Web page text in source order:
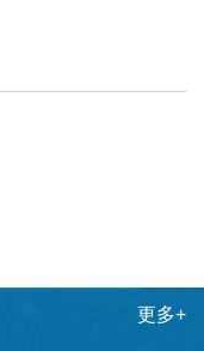
更多+